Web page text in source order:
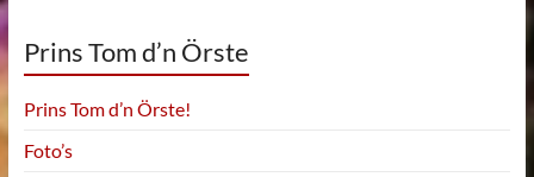
Prins Tom d’n Örste
Prins Tom d’n Örste!
Foto’s